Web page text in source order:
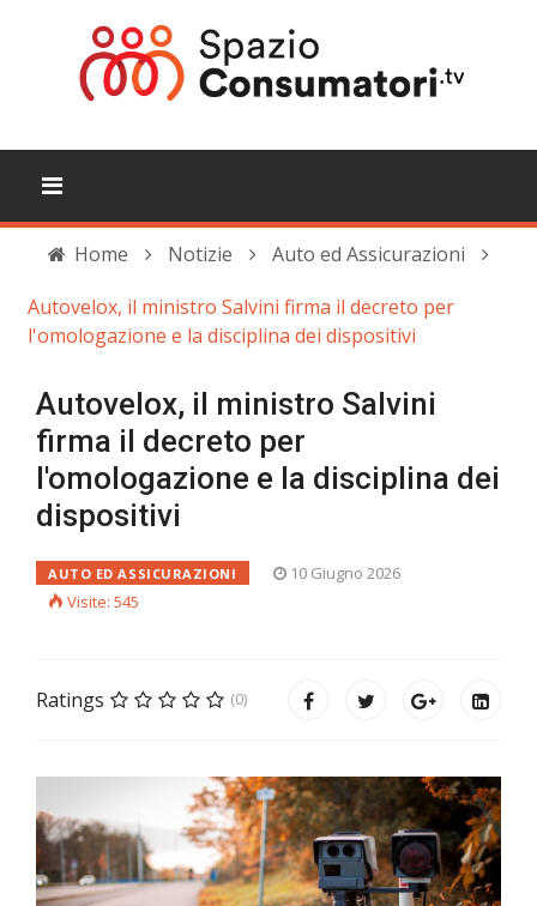
Home Notizie
Auto ed Assicurazioni
Autovelox, il ministro Salvini firma il decreto per
l'omologazione e la disciplina dei dispositivi
Autovelox, il ministro Salvini
firma il decreto per
l'omologazione e la disciplina dei
dispositivi
AUTO ED ASSICURAZIONI
10 Giugno 2026
Visite: 545
Ratings (0)